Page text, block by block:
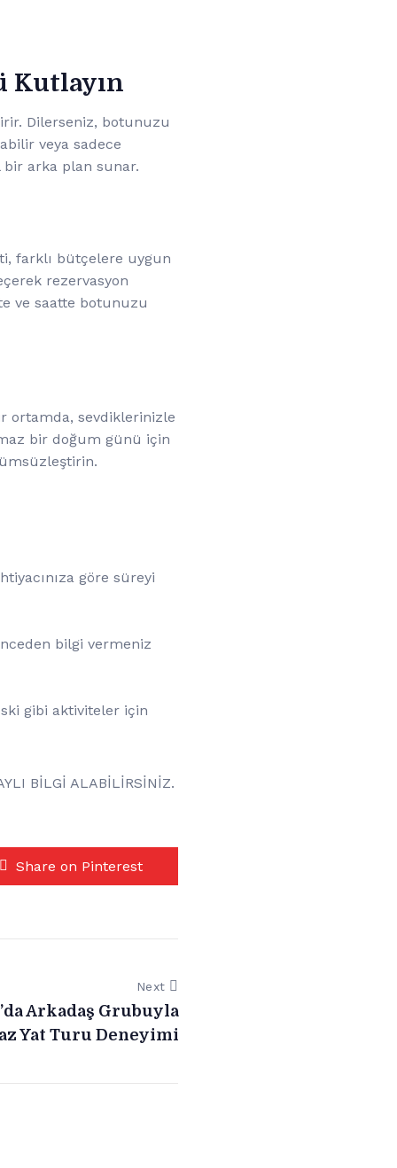
Kutlayın
Dilerseniz, botunuzu
veya sadece
arka plan sunar.
farklı bütçelere uygun
rezervasyon
ve saatte botunuzu
ortamda, sevdiklerinizle
bir doğum günü için
göre süreyi
bilgi vermeniz
gibi aktiviteler için
BİLGİ ALABİLİRSİNİZ.
Share on Pinterest
Next
Arkadaş Grubuyla
Yat Turu Deneyimi